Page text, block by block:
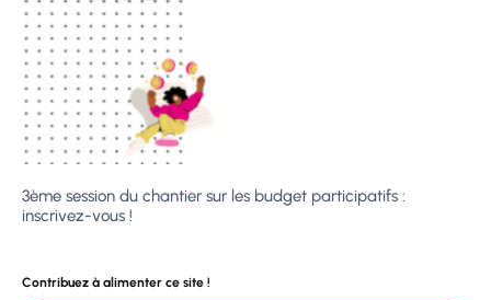
3ème session du chantier sur les budget participatifs :
inscrivez-vous !
Contribuez à alimenter ce site !